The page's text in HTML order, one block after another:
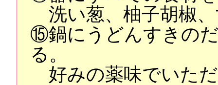
洗い葱、柚子胡椒
⑮鍋にうどんすきの
る。
好みの薬味でいた